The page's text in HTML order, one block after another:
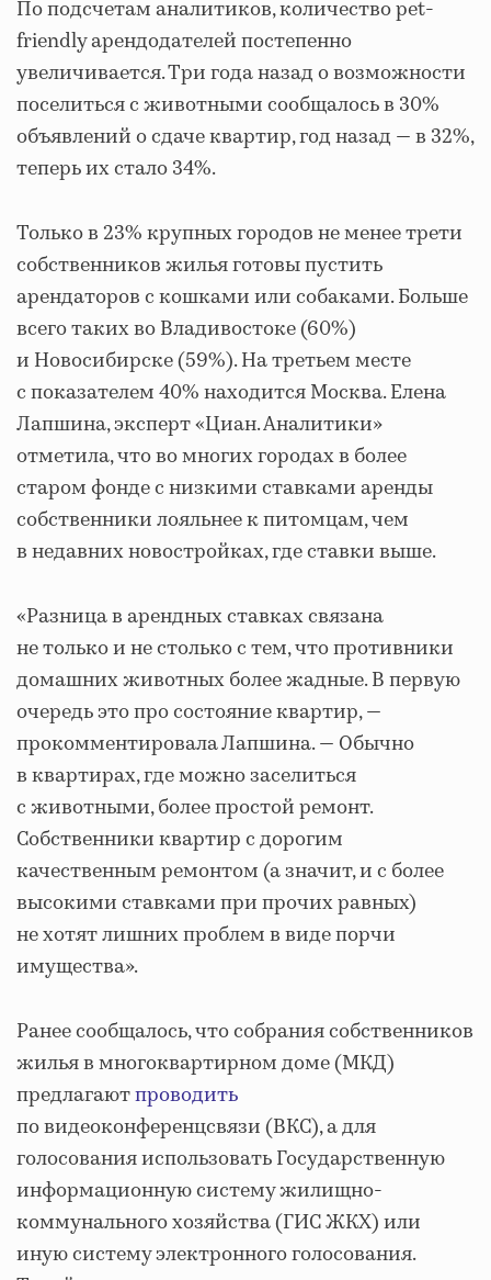
По подсчетам аналитиков, количество pet-
friendly арендодателей постепенно
увеличивается. Три года назад о возможности
поселиться с животными сообщалось в 30%
объявлений о сдаче квартир, год назад — в 32%,
теперь их стало 34%.
Только в 23% крупных городов не менее трети
собственников жилья готовы пустить
арендаторов с кошками или собаками. Больше
всего таких во Владивостоке (60%)
и Новосибирске (59%). На третьем месте
с показателем 40% находится Москва. Елена
Лапшина, эксперт «Циан. Аналитики»
отметила, что во многих городах в более
старом фонде с низкими ставками аренды
собственники лояльнее к питомцам, чем
в недавних новостройках, где ставки выше.
«Разница в арендных ставках связана
не только и не столько с тем, что противники
домашних животных более жадные. В первую
очередь это про состояние квартир, —
прокомментировала Лапшина. — Обычно
в квартирах, где можно заселиться
с животными, более простой ремонт.
Собственники квартир с дорогим
качественным ремонтом (а значит, и с более
высокими ставками при прочих равных)
не хотят лишних проблем в виде порчи
имущества».
Ранее сообщалось, что собрания собственников
жилья в многоквартирном доме (МКД)
предлагаютпроводить
по видеоконференцсвязи (ВКС), а для
голосования использовать Государственную
информационную систему жилищно-
коммунального хозяйства (ГИС ЖКХ) или
иную систему электронного голосования.